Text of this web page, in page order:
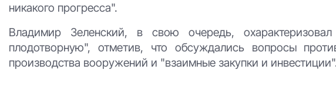
никакого прогресса".
Владимир Зеленский, в свою очередь,
плодотворную", отметив, что обсуждались вопросы
производства вооружений и "взаимные закупки и